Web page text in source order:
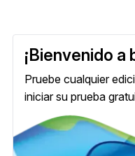
¡Bienvenido a
Pruebe cualquier
iniciar su prueba